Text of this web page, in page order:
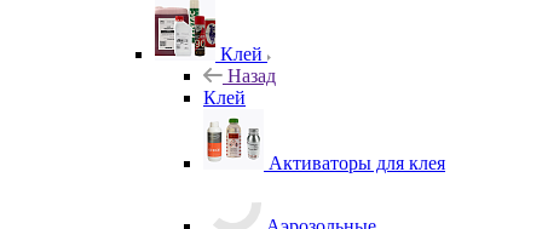
Клей
Назад
Клей
Активаторы для клея